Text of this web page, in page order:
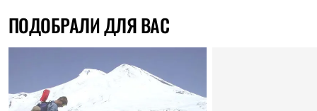
ПОДОБРАЛИ ДЛЯ ВАС